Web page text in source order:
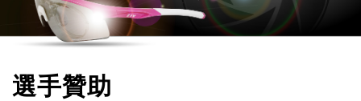
選手贊助